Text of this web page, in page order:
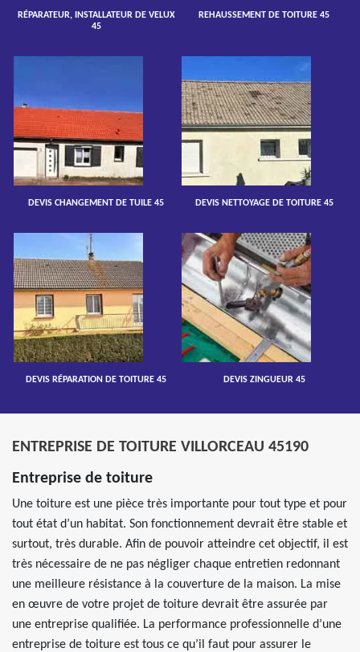
RÉPARATEUR, INSTALLATEUR DE VELUX
45
REHAUSSEMENT DE TOITURE 45
DEVIS CHANGEMENT DE TUILE 45 DEVIS NETTOYAGE DE TOITURE 45
DEVIS RÉPARATION DE TOITURE 45 DEVIS ZINGUEUR 45
ENTREPRISE DE TOITURE VILLORCEAU 45190
Entreprise de toiture
Une toiture est une pièce très importante pour tout type et pour
tout état d’un habitat. Son fonctionnement devrait être stable et
surtout, très durable. Afin de pouvoir atteindre cet objectif, il est
très nécessaire de ne pas négliger chaque entretien redonnant
une meilleure résistance à la couverture de la maison. La mise
en œuvre de votre projet de toiture devrait être assurée par
une entreprise qualifiée. La performance professionnelle d’une
entreprise de toiture est tous ce qu’il faut pour assurer le